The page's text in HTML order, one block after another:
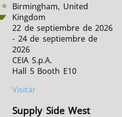
Birmingham, United
Kingdom
22 de septiembre de 2026
- 24 de septiembre de
2026
CEIA S.p.A.
Hall 5 Booth E10
Visitar
Supply Side West